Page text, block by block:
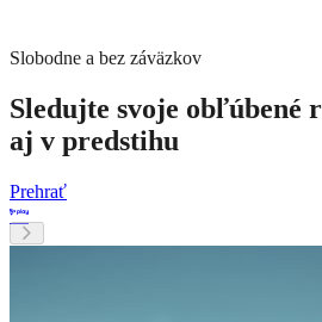
Slobodne a bez záväzkov
Sledujte svoje obľúbené
aj v predstihu
Prehrať